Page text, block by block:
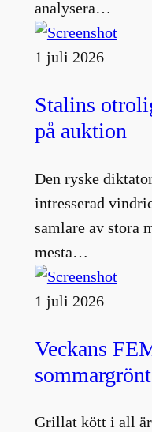
analysera…
1 juli 2026
Stalins
på auktion
Den ryske
intresserad
samlare av stora
mesta…
1 juli 2026
Veckans
sommargrönt
Grillat kött i all